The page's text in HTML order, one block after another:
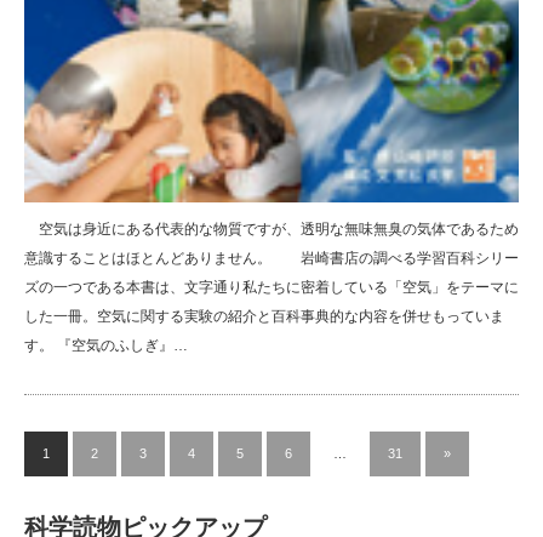
空気は身近にある代表的な物質ですが、透明な無味無臭の気体であるため
意識することはほとんどありません。 岩崎書店の調べる学習百科シリー
ズの一つである本書は、文字通り私たちに密着している「空気」をテーマに
した一冊。空気に関する実験の紹介と百科事典的な内容を併せもっていま
す。 『空気のふしぎ』…
1 2 3 4 5 6 31 »
科学読物ピックアップ